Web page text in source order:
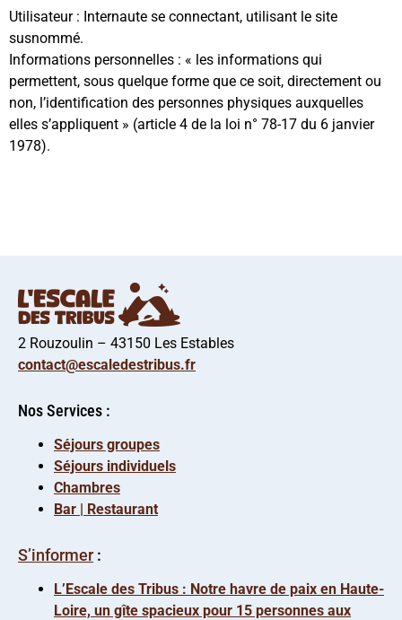
Utilisateur : Internaute se connectant, utilisant le site
susnommé.
Informations personnelles : « les informations qui
permettent, sous quelque forme que ce soit, directement ou
non, l’identification des personnes physiques auxquelles
elles s’appliquent » (article 4 de la loi n° 78-17 du 6 janvier
1978).
2 Rouzoulin – 43150 Les Estables
contact@escaledestribus.fr
Nos Services :
Séjours groupes
Séjours individuels
Chambres
Bar | Restaurant
S’informer:
L’Escale des Tribus : Notre havre de paix en Haute-
Loire, un gîte spacieux pour 15 personnes aux